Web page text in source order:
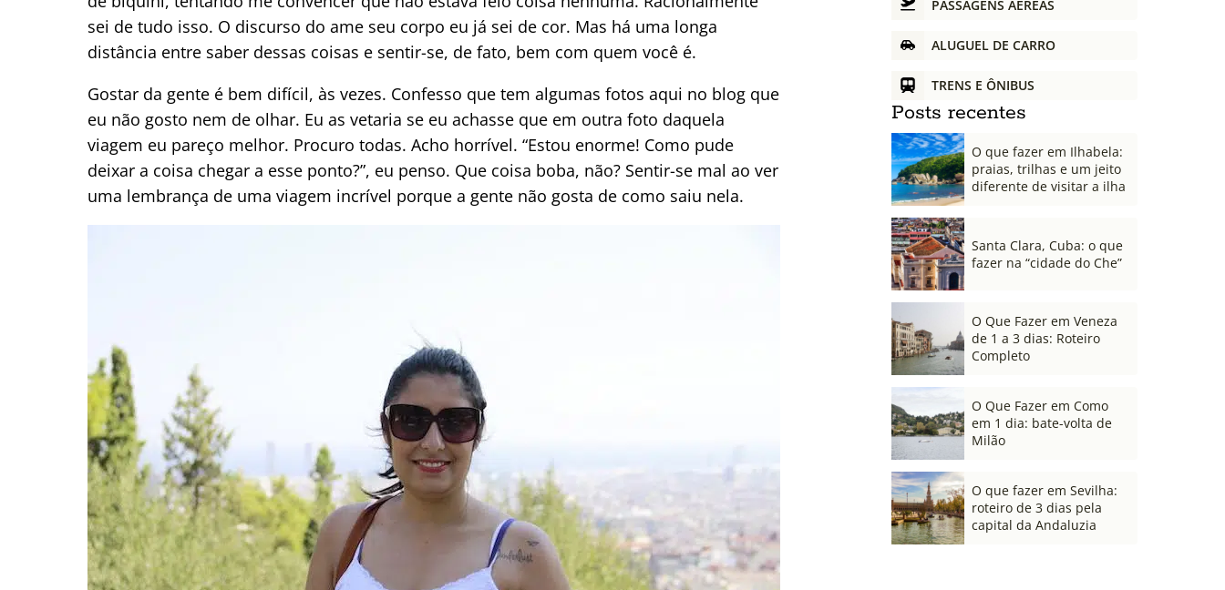
sei de tudo isso. O discurso do ame seu corpo eu já sei de cor. Mas há uma longa
distância entre saber dessas coisas e sentir-se, de fato, bem com quem você é.
Gostar da gente é bem difícil, às vezes. Confesso que tem algumas fotos aqui no blog que
eu não gosto nem de olhar. Eu as vetaria se eu achasse que em outra foto daquela
viagem eu pareço melhor. Procuro todas. Acho horrível. “Estou enorme! Como pude
deixar a coisa chegar a esse ponto?”, eu penso. Que coisa boba, não? Sentir-se mal ao ver
uma lembrança de uma viagem incrível porque a gente não gosta de como saiu nela.
PASSAGENS AÉREAS
ALUGUEL DE CARRO
TRENS E ÔNIBUS
Posts recentes
O que fazer em Ilhabela:
praias, trilhas e um jeito
diferente de visitar a ilha
Santa Clara, Cuba: o que
fazer na “cidade do Che”
O Que Fazer em Veneza
de 1 a 3 dias: Roteiro
Completo
O Que Fazer em Como
em 1 dia: bate-volta de
Milão
O que fazer em Sevilha:
roteiro de 3 dias pela
capital da Andaluzia